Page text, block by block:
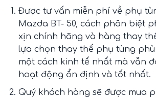
Được tư vấn miễn phí về phụ
Mazda BT- 50, cách phân biệt
xịn chính hãng và hàng thay
lựa chọn thay thế phụ tùng
một cách kinh tế nhất mà vẫn
hoạt động ổn định và tốt nhất.
Quý khách hàng sẽ được mua